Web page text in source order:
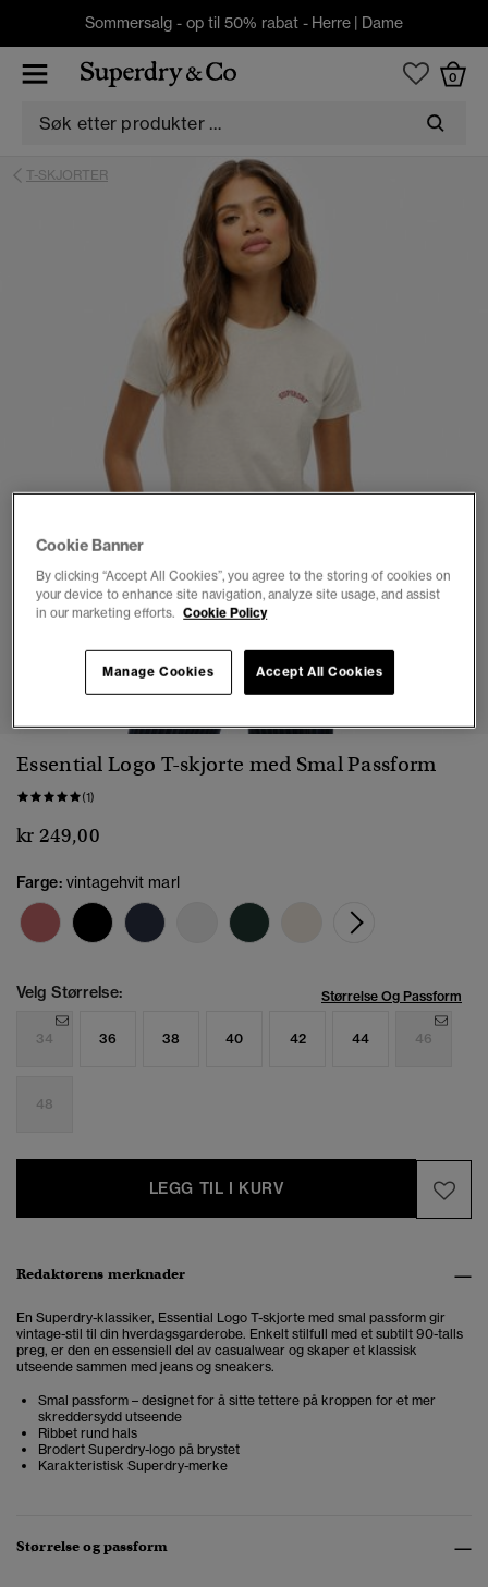
Sommersalg - op til 50% rabat - Herre | Dame
0
T-SKJORTER
1 2 3 5 6 7
Essential Logo T-skjorte med Smal Passform
(1)
kr 249,00
Farge: vintagehvit marl
Velg Størrelse: Størrelse Og Passform
34 36 38 40 42 44 46
48
LEGG TIL I KURV
Redaktørens merknader
En Superdry-klassiker, Essential Logo T-skjorte med smal passform gir
vintage-stil til din hverdagsgarderobe. Enkelt stilfull med et subtilt 90-talls
preg, er den en essensiell del av casualwear og skaper et klassisk
utseende sammen med jeans og sneakers.
Smal passform – designet for å sitte tettere på kroppen for et mer
skreddersydd utseende
Ribbet rund hals
Brodert Superdry-logo på brystet
Karakteristisk Superdry-merke
Størrelse og passform
Cookie Banner
By clicking “Accept All Cookies”, you agree to the storing of cookies on
your device to enhance site navigation, analyze site usage, and assist
in our marketing efforts. Cookie Policy
Accept All Cookies
Manage Cookies